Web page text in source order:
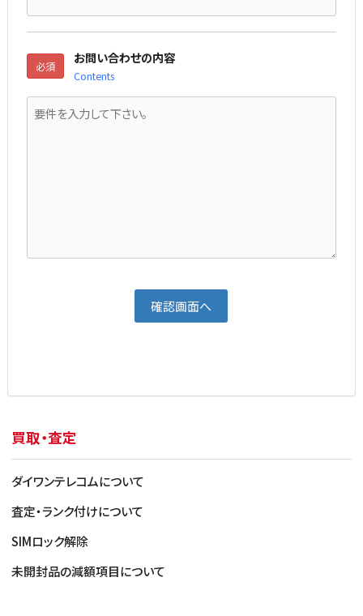
必須 お問い合わせの内容
Contents
買取・査定
ダイワンテレコムについて
査定・ランク付けについて
SIMロック解除
未開封品の減額項目について